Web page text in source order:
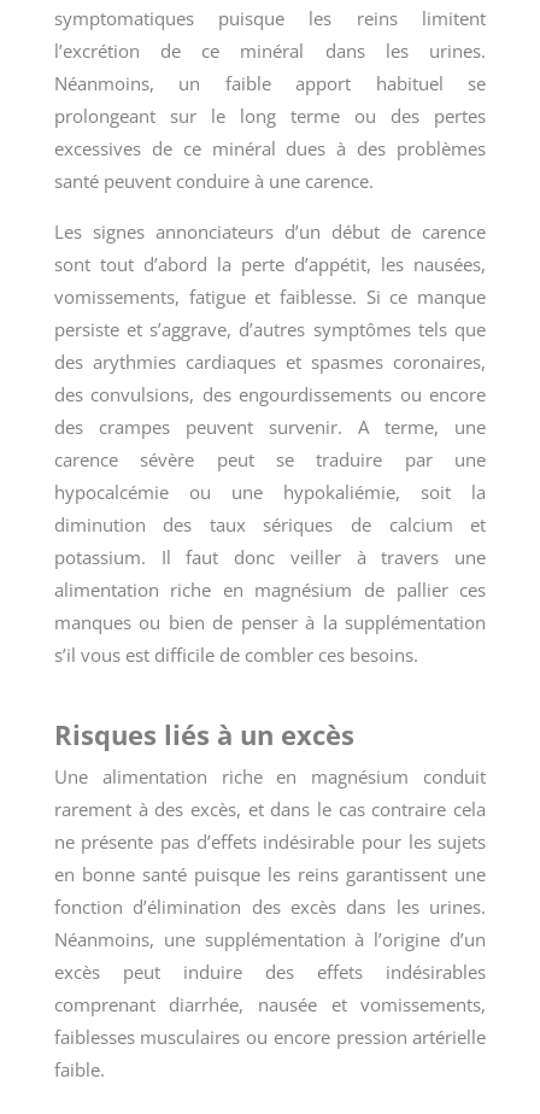
symptomatiques puisque les reins limitent
l’excrétion de ce minéral dans les urines.
Néanmoins, un faible apport habituel se
prolongeant sur le long terme ou des pertes
excessives de ce minéral dues à des problèmes
santé peuvent conduire à une carence.
Les signes annonciateurs d’un début de carence
sont tout d’abord la perte d’appétit, les nausées,
vomissements, fatigue et faiblesse. Si ce manque
persiste et s’aggrave, d’autres symptômes tels que
des arythmies cardiaques et spasmes coronaires,
des convulsions, des engourdissements ou encore
des crampes peuvent survenir. A terme, une
carence sévère peut se traduire par une
hypocalcémie ou une hypokaliémie, soit la
diminution des taux sériques de calcium et
potassium. Il faut donc veiller à travers une
alimentation riche en magnésium de pallier ces
manques ou bien de penser à la supplémentation
s’il vous est difficile de combler ces besoins.
Risques liés à un excès
Une alimentation riche en magnésium conduit
rarement à des excès, et dans le cas contraire cela
ne présente pas d’effets indésirable pour les sujets
en bonne santé puisque les reins garantissent une
fonction d’élimination des excès dans les urines.
Néanmoins, une supplémentation à l’origine d’un
excès peut induire des effets indésirables
comprenant diarrhée, nausée et vomissements,
faiblesses musculaires ou encore pression artérielle
faible.